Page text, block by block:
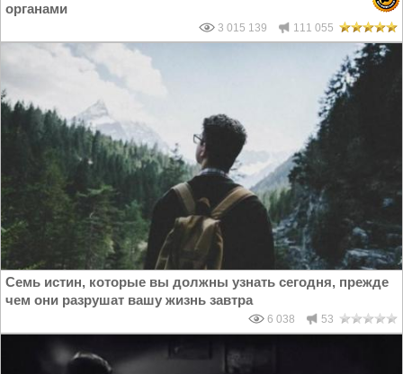
органами
3 015 139 111 055
Семь истин, которые вы должны узнать сегодня, прежде
чем они разрушат вашу жизнь завтра
6 038 53